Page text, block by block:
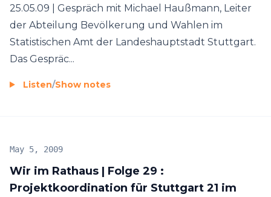
25.05.09 | Gespräch mit Michael Haußmann, Leiter
der Abteilung Bevölkerung und Wahlen im
Statistischen Amt der Landeshauptstadt Stuttgart.
Das Gespräc...
Listen/Show notes
Wir im Rathaus | Folge 29 :
Projektkoordination für Stuttgart 21 im
May 5, 2009